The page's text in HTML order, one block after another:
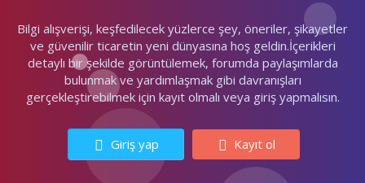
Bilgi alışverişi, keşfedilecek yüzlerce şey, öneriler, şikayetler
ve güvenilir ticaretin yeni dünyasına hoş geldin.İçerikleri
detaylı bir şekilde görüntülemek, forumda paylaşımlarda
bulunmak ve yardımlaşmak gibi davranışları
gerçekleştirebilmek için kayıt olmalı veya giriş yapmalısın.
Giriş yap Kayıt ol